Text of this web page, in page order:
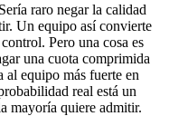
raro negar la calidad
Un equipo así convierte
Pero una cosa es
una cuota comprimida
al equipo más fuerte en
real está un
mayoría quiere admitir.